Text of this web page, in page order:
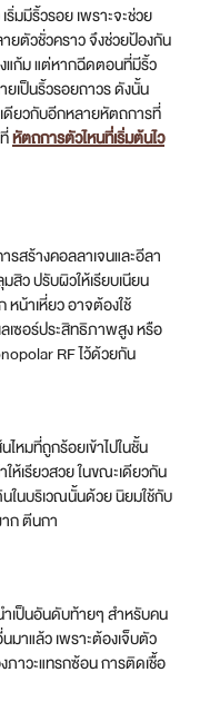
มมีริ้วรอย เพราะจะช่วย
ยตัวชั่วคราว จึงช่วยป้องกัน
แก้ม แต่หากฉีดตอนที่มีริ้ว
ยเป็นริ้วรอยถาวร ดังนั้น
ดียวกับอีกหลายหัตถการที่
หัตถการตัวไหนที่เริ่มต้นไว
รสร้างคอลลาเจนและอีลา
ว ปรับผิวให้เรียบเนียน
น้าเหี่ยว อาจต้องใช้
ลเซอร์ประสิทธิภาพสูง หรือ
RF ไว้ด้วยกัน
หมที่ถูกร้อยเข้าไปในชั้น
ห้เรียวสวย ในขณะเดียวกัน
ในบริเวณนั้นด้วย นิยมใช้กับ
ก ตีนกา
เป็นอันดับท้ายๆ สำหรับคน
าแล้ว เพราะต้องเจ็บตัว
ภาวะแทรกซ้อน การติดเชื้อ